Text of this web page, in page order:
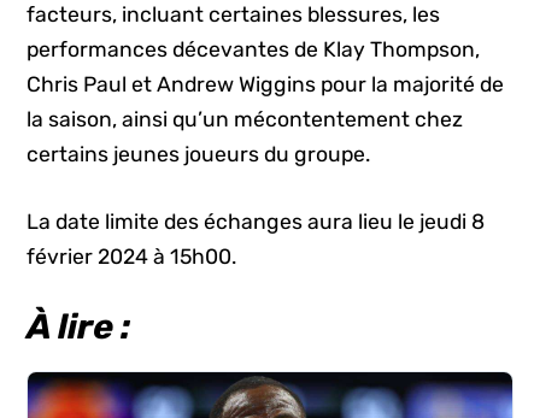
facteurs, incluant certaines blessures, les
performances décevantes de Klay Thompson,
Chris Paul et Andrew Wiggins pour la majorité de
la saison, ainsi qu’un mécontentement chez
certains jeunes joueurs du groupe.
La date limite des échanges aura lieu le jeudi 8
février 2024 à 15h00.
À lire :